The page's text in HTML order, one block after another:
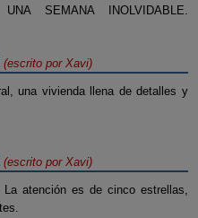
SEMANA INOLVIDABLE.
(escrito por Xavi)
una vivienda llena de detalles y
(escrito por Xavi)
La atención es de cinco estrellas,